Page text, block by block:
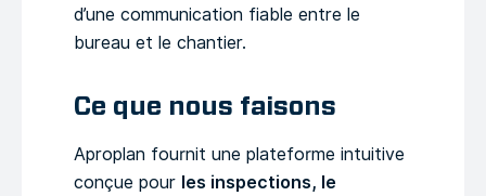
d’une communication fiable entre le
bureau et le chantier.
Ce que nous faisons
Aproplan fournit une plateforme intuitive
conçue pour les inspections, le